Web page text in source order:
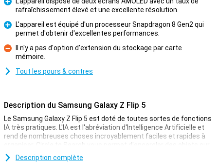
Pourrafraîchissement élevé et une excellente résolution.
Pour
L'appareil est équipé d'un processeur Snapdragon 8 Gen2 qui
permet d'obtenir d'excellentes performances.
Contre
Il n'y a pas d'option d'extension du stockage par carte
mémoire.
Tout les pours & contres
Description du Samsung Galaxy Z Flip 5
Le Samsung Galaxy Z Flip 5 est doté de toutes sortes de fonctions
IA très pratiques. L'IA est l'abréviation d'Intelligence Artificielle et
rend de nombreuses choses incroyablement faciles et rapides à
organiser. Circle to Search vous permet d'encercler des objets sur
votre écran et de les rechercher directement sur Internet. Par
Description complète